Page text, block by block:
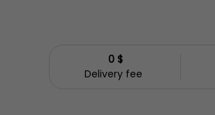
0 $
Delivery fee